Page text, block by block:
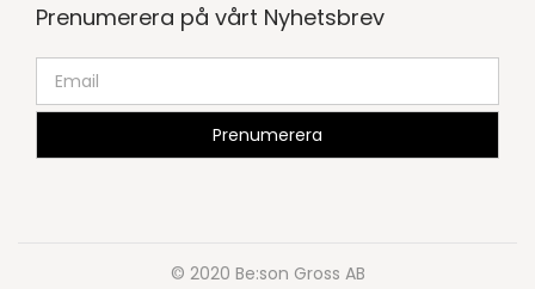
Prenumerera på vårt Nyhetsbrev
© 2020 Be:son Gross AB